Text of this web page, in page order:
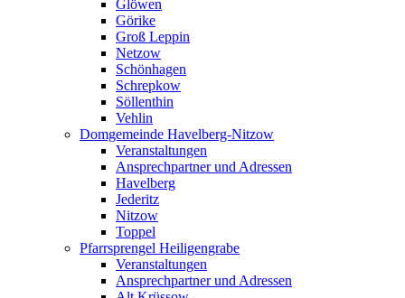
Glöwen
Görike
Groß Leppin
Netzow
Schönhagen
Schrepkow
Söllenthin
Vehlin
Domgemeinde Havelberg-Nitzow
Veranstaltungen
Ansprechpartner und Adressen
Havelberg
Jederitz
Nitzow
Toppel
Pfarrsprengel Heiligengrabe
Veranstaltungen
Ansprechpartner und Adressen